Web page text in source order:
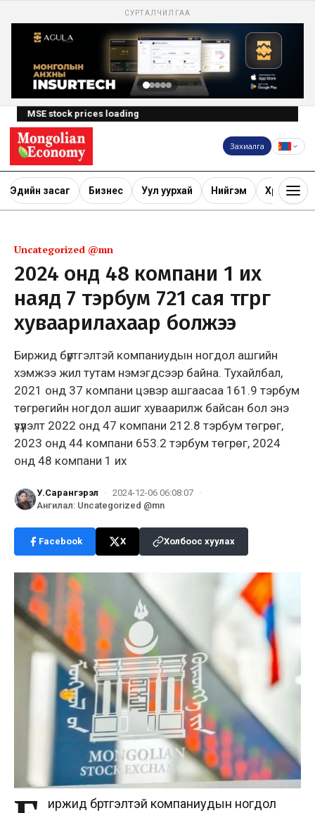
СУРТАЛЧИЛГАА
MSE stock prices loading
Захиалга
Эдийн засаг Бизнес Уул уурхай Нийгэм Хөрөнгө
Uncategorized @mn
2024 онд 48 компани 1 их
наяд 7 тэрбум 721 сая төгрөг
хуваарилахаар болжээ
Биржид бүртгэлтэй компаниудын ногдол ашгийн
хэмжээ жил тутам нэмэгдсээр байна. Тухайлбал,
2021 онд 37 компани цэвэр ашгаасаа 161.9 тэрбум
төгрөгийн ногдол ашиг хуваарилж байсан бол энэ
үзүүлэлт 2022 онд 47 компани 212.8 тэрбум төгрөг,
2023 онд 44 компани 653.2 тэрбум төгрөг, 2024
онд 48 компани 1 их
У.Сарангэрэл · 2024-12-06 06:08:07 ·
Ангилал: Uncategorized @mn
Facebook X Холбоос хуулах
иржид бүртгэлтэй компаниудын ногдол